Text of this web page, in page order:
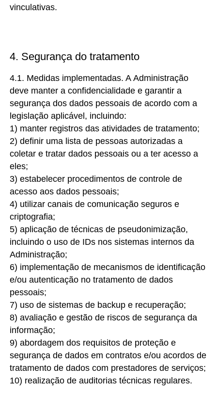
vinculativas.
4. Segurança do tratamento
4.1. Medidas implementadas. A Administração
deve manter a confidencialidade e garantir a
segurança dos dados pessoais de acordo com a
legislação aplicável, incluindo:
1) manter registros das atividades de tratamento;
2) definir uma lista de pessoas autorizadas a
coletar e tratar dados pessoais ou a ter acesso a
eles;
3) estabelecer procedimentos de controle de
acesso aos dados pessoais;
4) utilizar canais de comunicação seguros e
criptografia;
5) aplicação de técnicas de pseudonimização,
incluindo o uso de IDs nos sistemas internos da
Administração;
6) implementação de mecanismos de identificação
e/ou autenticação no tratamento de dados
pessoais;
7) uso de sistemas de backup e recuperação;
8) avaliação e gestão de riscos de segurança da
informação;
9) abordagem dos requisitos de proteção e
segurança de dados em contratos e/ou acordos de
tratamento de dados com prestadores de serviços;
10) realização de auditorias técnicas regulares.